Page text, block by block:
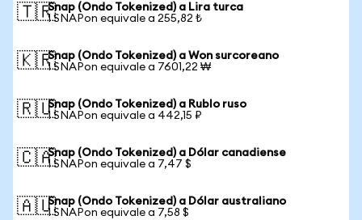
🇹🇷Snap (Ondo Tokenized) a Lira turca
1 SNAPon equivale a 255,82 ₺
🇰🇷Snap (Ondo Tokenized) a Won surcoreano
1 SNAPon equivale a 7601,22 ₩
🇷🇺Snap (Ondo Tokenized) a Rublo ruso
1 SNAPon equivale a 442,15 ₽
🇨🇦Snap (Ondo Tokenized) a Dólar canadiense
1 SNAPon equivale a 7,47 $
🇦🇺Snap (Ondo Tokenized) a Dólar australiano
1 SNAPon equivale a 7,58 $